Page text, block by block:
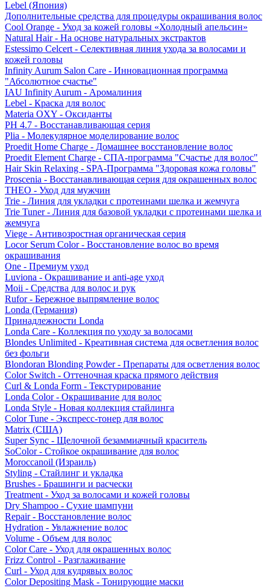
Lebel (Япония)
Дополнительные средства для процедуры окрашивания волос
Cool Orange - Уход за кожей головы «Холодный апельсин»
Natural Hair - На основе натуральных экстрактов
Estessimo Celcert - Селективная линия ухода за волосами и
кожей головы
Infinity Aurum Salon Care - Инновационная программа
"Абсолютное счастье"
IAU Infinity Aurum - Аромалиния
Lebel - Краска для волос
Materia OXY - Оксиданты
PH 4.7 - Восстанавливающая серия
Plia - Молекулярное моделирование волос
Proedit Home Charge - Домашнее восстановление волос
Proedit Element Charge - СПА-программа "Счастье для волос"
Hair Skin Relaxing - SPA-Программа "Здоровая кожа головы"
Proscenia - Восстанавливающая серия для окрашенных волос
THEO - Уход для мужчин
Trie - Линия для укладки с протеинами шелка и жемчуга
Trie Tuner - Линия для базовой укладки с протеинами шелка и
жемчуга
Viege - Антивозростная органическая серия
Locor Serum Color - Восстановление волос во время
окрашивания
One - Премиум уход
Luviona - Окрашивание и anti-age уход
Moii - Средства для волос и рук
Rufor - Бережное выпрямление волос
Londa (Германия)
Принадлежности Londa
Londa Care - Коллекция по уходу за волосами
Blondes Unlimited - Креативная система для осветления волос
без фольги
Blondoran Blonding Powder - Препараты для осветления волос
Color Switch - Оттеночная краска прямого действия
Curl & Londa Form - Текстурирование
Londa Color - Окрашивание для волос
Londa Style - Новая коллекция стайлинга
Color Tune - Экспресс-тонер для волос
Matrix (США)
Super Sync - Щелочной безаммиачный краситель
SoColor - Стойкое окрашивание для волос
Moroccanoil (Израиль)
Styling - Стайлинг и укладка
Brushes - Брашинги и расчески
Treatment - Уход за волосами и кожей головы
Dry Shampoo - Сухие шампуни
Repair - Восстановление волос
Hydration - Увлажнение волос
Volume - Объем для волос
Color Care - Уход для окрашенных волос
Frizz Control - Разглаживание
Curl - Уход для кудрявых волос
Color Depositing Mask - Тонирующие маски